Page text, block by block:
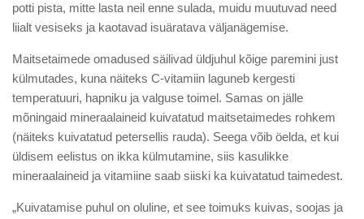
potti pista, mitte lasta neil enne sulada, muidu muutuvad need
liialt vesiseks ja kaotavad isuäratava väljanägemise.
Maitsetaimede omadused säilivad üldjuhul kõige paremini just
külmutades, kuna näiteks C-vitamiin laguneb kergesti
temperatuuri, hapniku ja valguse toimel. Samas on jälle
mõningaid mineraalaineid kuivatatud maitsetaimedes rohkem
(näiteks kuivatatud petersellis rauda). Seega võib öelda, et kui
üldisem eelistus on ikka külmutamine, siis kasulikke
mineraalaineid ja vitamiine saab siiski ka kuivatatud taimedest.
„Kuivatamise puhul on oluline, et see toimuks kuivas, soojas ja